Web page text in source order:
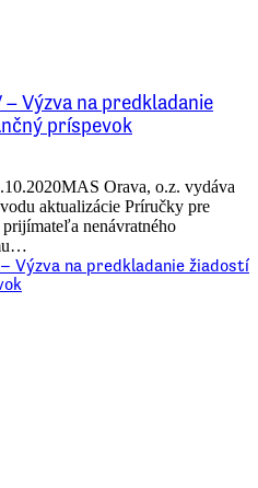
– Výzva na predkladanie
príspevok
Orava, o.z. vydáva
aktualizácie Príručky pre
nenávratného